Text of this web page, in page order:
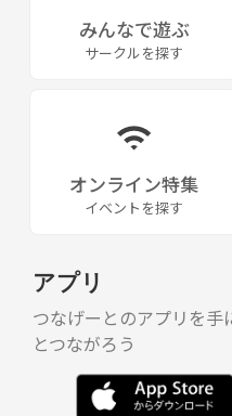
みんなで遊ぶ
サークルを探す
オンライン特集
イベントを探す
アプリ
つなげーとのアプリを手
とつながろう